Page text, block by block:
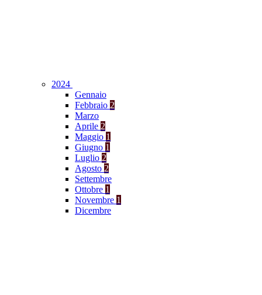
2024
Gennaio
Febbraio 2
Marzo
Aprile 2
Maggio 1
Giugno 1
Luglio 2
Agosto 2
Settembre
Ottobre 1
Novembre 1
Dicembre